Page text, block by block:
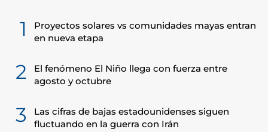
1
Proyectos solares vs comunidades mayas entran
en nueva etapa
2
El fenómeno El Niño llega con fuerza entre
agosto y octubre
3
Las cifras de bajas estadounidenses siguen
fluctuando en la guerra con Irán